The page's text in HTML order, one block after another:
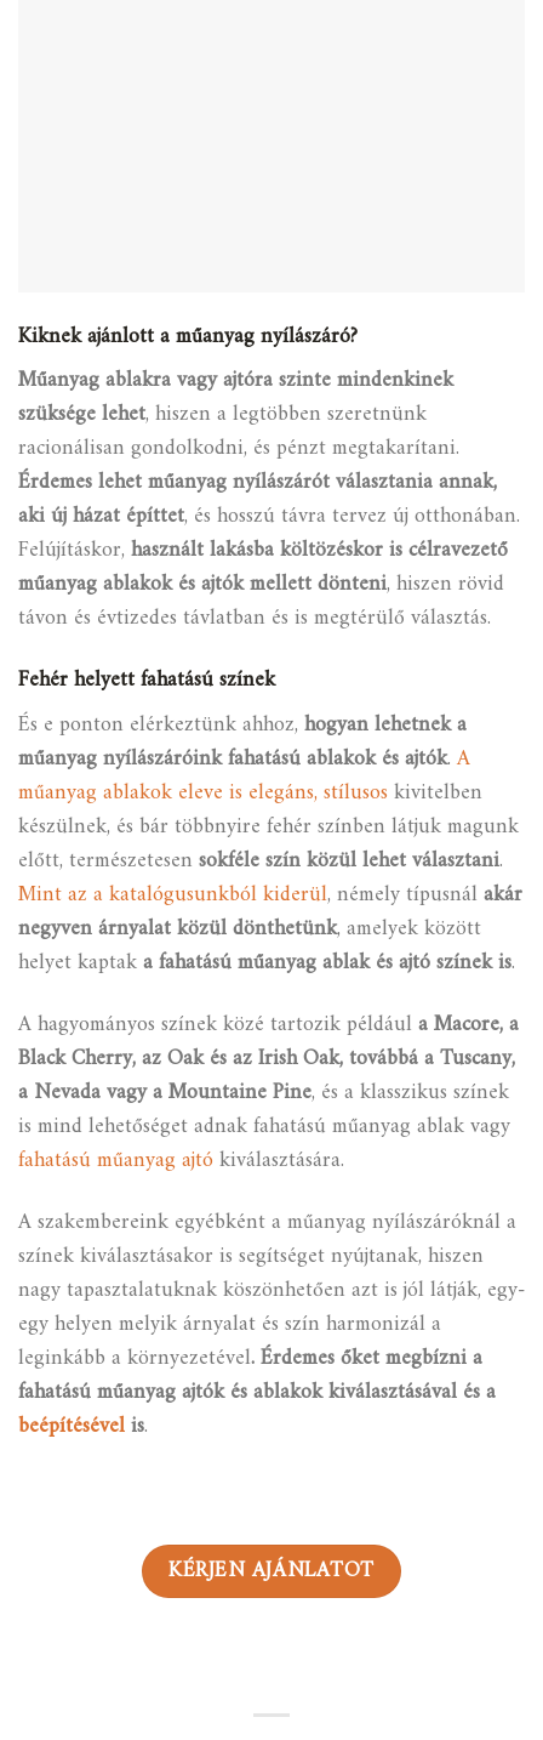
Kiknek ajánlott a műanyag nyílászáró?
Műanyag ablakra vagy ajtóra szinte mindenkinek
szüksége lehet, hiszen a legtöbben szeretnünk
racionálisan gondolkodni, és pénzt megtakarítani.
Érdemes lehet műanyag nyílászárót választania annak,
aki új házat építtet, és hosszú távra tervez új otthonában.
Felújításkor,használt lakásba költözéskor is célravezető
műanyag ablakok és ajtók mellett dönteni,hiszen rövid
távon és évtizedes távlatban és is megtérülő választás.
Fehér helyett fahatású színek
És e ponton elérkeztünk ahhoz,hogyan lehetnek a
műanyag nyílászáróink fahatású ablakok és ajtók.A
műanyag ablakok eleve is elegáns, stílusoskivitelben
készülnek, és bár többnyire fehér színben látjuk magunk
előtt, természetesensokféle szín közül lehet választani.
Mint az a katalógusunkból kiderül, némely típusnálakár
negyven árnyalat közül dönthetünk, amelyek között
helyet kaptaka fahatású műanyag ablak és ajtó színek is.
A hagyományos színek közé tartozik példáula Macore, a
Black Cherry, az Oak és az Irish Oak, továbbá a Tuscany,
a Nevada vagy a Mountaine Pine, és a klasszikus színek
is mind lehetőséget adnak fahatású műanyag ablak vagy
fahatású műanyag ajtókiválasztására.
A szakembereink egyébként a műanyag nyílászáróknál a
színek kiválasztásakor is segítséget nyújtanak, hiszen
nagy tapasztalatuknak köszönhetően azt is jól látják, egy-
egy helyen melyik árnyalat és szín harmonizál a
leginkább a környezetével. Érdemes őket megbízni a
fahatású műanyag ajtók és ablakok kiválasztásával és a
beépítésévelis.
KÉRJEN AJÁNLATOT